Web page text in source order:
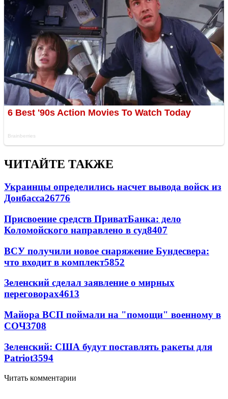
ЧИТАЙТЕ ТАКЖЕ
Украинцы определились насчет вывода войск из
Донбасса26776
Присвоение средств ПриватБанка: дело
Коломойского направлено в суд8407
ВСУ получили новое снаряжение Бундесвера:
что входит в комплект5852
Зеленский сделал заявление о мирных
переговорах4613
Майора ВСП поймали на "помощи" военному в
СОЧ3708
Зеленский: США будут поставлять ракеты для
Patriot3594
Читать комментарии